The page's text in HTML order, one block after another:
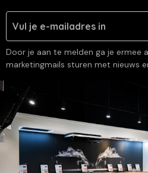
Door je aan te melden ga je ermee
marketingmails sturen met nieuws